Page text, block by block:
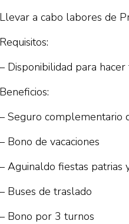
Llevar a cabo labores de
Requisitos:
– Disponibilidad para hacer
Beneficios:
– Seguro complementario
– Bono de vacaciones
– Aguinaldo fiestas patrias
– Buses de traslado
– Bono por 3 turnos